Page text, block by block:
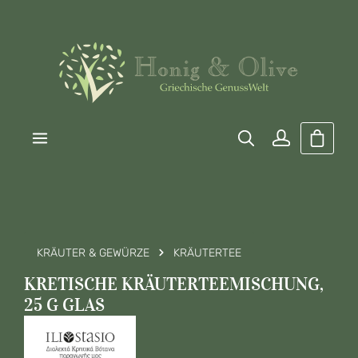
KRÄUTER & GEWÜRZE KRÄUTERTEE
KRETISCHE KRÄUTERTEEMISCHUNG,
25 G GLAS